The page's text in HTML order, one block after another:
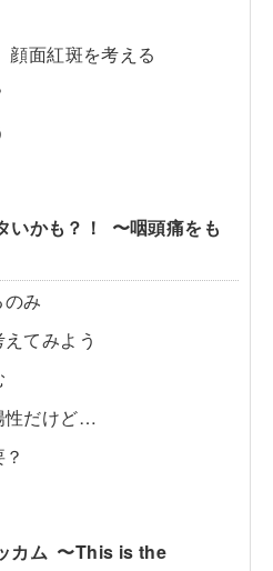
顔面紅斑を考える
かも？！ 〜咽頭痛をも
み
てみよう
性だけど…
カム 〜This is the